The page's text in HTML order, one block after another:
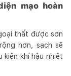
mạo hoàn
thất được sơn
hơn, sạch sẽ
kiện khí hậu nhiệt